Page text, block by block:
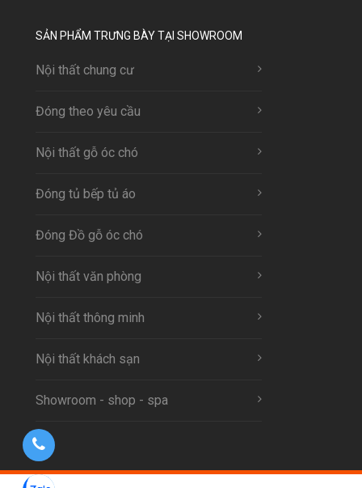
SẢN PHẨM TRƯNG BÀY TẠI SHOWROOM
Nội thất chung cư
Đóng theo yêu cầu
Nội thất gỗ óc chó
Đóng tủ bếp tủ áo
Đóng Đồ gỗ óc chó
Nội thất văn phòng
Nội thất thông minh
Nội thất khách sạn
Showroom - shop - spa